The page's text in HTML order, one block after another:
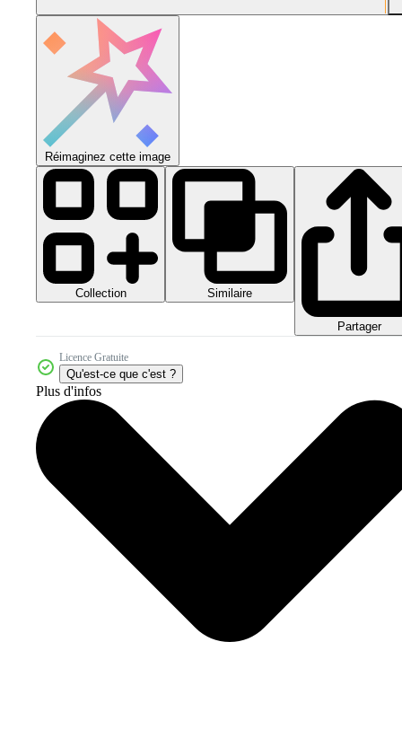
Réimaginez cette image
Collection Similaire
Partager
Licence Gratuite
Qu'est-ce que c'est ?
Plus d'infos